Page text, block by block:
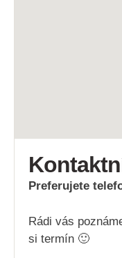
Preferujete
Rádi vás
si termín 🙂